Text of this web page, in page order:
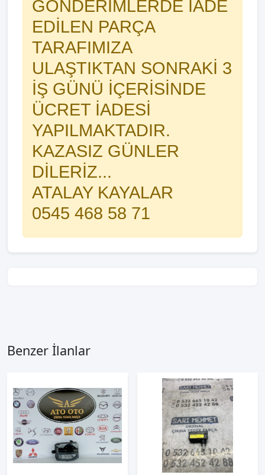
GÖNDERİMLERDE İADE
EDİLEN PARÇA
TARAFIMIZA
ULAŞTIKTAN SONRAKİ 3
İŞ GÜNÜ İÇERİSİNDE
ÜCRET İADESİ
YAPILMAKTADIR.
KAZASIZ GÜNLER
DİLERİZ...
ATALAY KAYALAR
0545 468 58 71
Benzer İlanlar